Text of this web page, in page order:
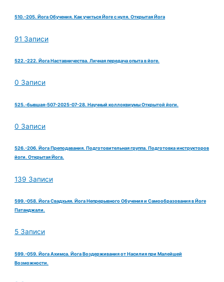
510.-205. Йога Обучения. Как учиться Йоге с нуля. Открытая Йога
91 Записи
522.-222. Йога Наставничества. Личная передача опыта в йоге.
0 Записи
525.-бывшая-507-2025-07-28. Научный коллоквиумы Открытой йоги.
0 Записи
526.-206. Йога Преподавания. Подготовительная группа. Подготовка инструкторов
йоги. Открытая Йога.
139 Записи
599.-058. Йога Свадхьяя. Йога Непрерывного Обучения и Самообразования в Йоге
Патанджали.
5 Записи
599.-059. Йога Ахимса. Йога Воздерживания от Насилия при Малейшей
Возможности.